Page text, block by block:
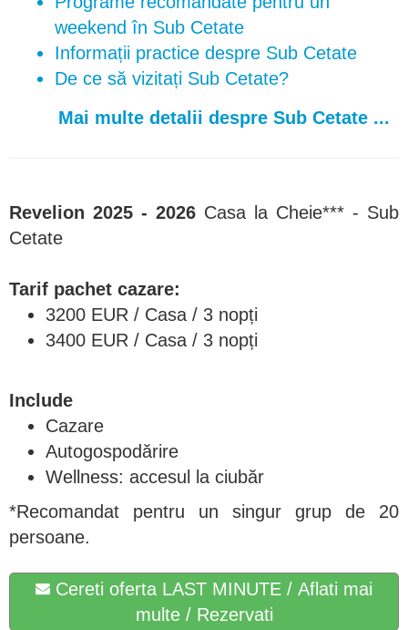
weekend în Sub Cetate
Informații practice despre Sub Cetate
De ce să vizitați Sub Cetate?
Mai multe detalii despre Sub Cetate ...
Revelion 2025 - 2026 Casa la Cheie*** - Sub
Cetate
Tarif pachet cazare:
3200 EUR / Casa / 3 nopți
3400 EUR / Casa / 3 nopți
Include
Cazare
Autogospodărire
Wellness: accesul la ciubăr
*Recomandat pentru un singur grup de 20
persoane.
Cereti oferta LAST MINUTE / Aflati mai
multe / Rezervati